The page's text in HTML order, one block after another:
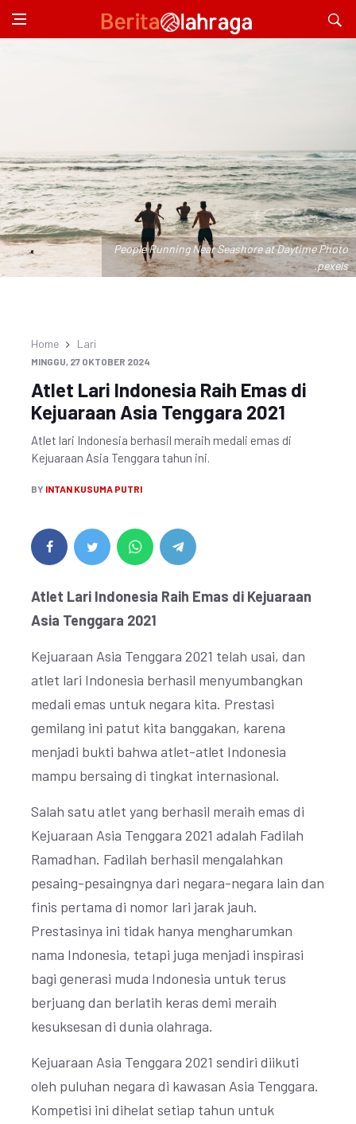
People Running Near Seashore at Daytime Photo
.pexels
Home Lari
MINGGU, 27 OKTOBER 2024
Atlet Lari Indonesia Raih Emas di
Kejuaraan Asia Tenggara 2021
Atlet lari Indonesia berhasil meraih medali emas di
Kejuaraan Asia Tenggara tahun ini.
BY INTAN KUSUMA PUTRI
Atlet Lari Indonesia Raih Emas di Kejuaraan
Asia Tenggara 2021
Kejuaraan Asia Tenggara 2021 telah usai, dan
atlet lari Indonesia berhasil menyumbangkan
medali emas untuk negara kita. Prestasi
gemilang ini patut kita banggakan, karena
menjadi bukti bahwa atlet-atlet Indonesia
mampu bersaing di tingkat internasional.
Salah satu atlet yang berhasil meraih emas di
Kejuaraan Asia Tenggara 2021 adalah Fadilah
Ramadhan. Fadilah berhasil mengalahkan
pesaing-pesaingnya dari negara-negara lain dan
finis pertama di nomor lari jarak jauh.
Prestasinya ini tidak hanya mengharumkan
nama Indonesia, tetapi juga menjadi inspirasi
bagi generasi muda Indonesia untuk terus
berjuang dan berlatih keras demi meraih
kesuksesan di dunia olahraga.
Kejuaraan Asia Tenggara 2021 sendiri diikuti
oleh puluhan negara di kawasan Asia Tenggara.
Kompetisi ini dihelat setiap tahun untuk